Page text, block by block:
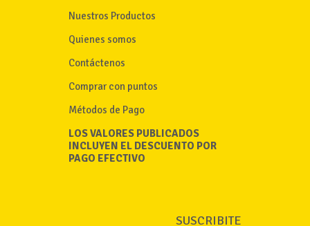
Nuestros Productos
Quienes somos
Contáctenos
Comprar con puntos
Métodos de Pago
LOS VALORES PUBLICADOS
INCLUYEN EL DESCUENTO POR
PAGO EFECTIVO
SUSCRIBITE